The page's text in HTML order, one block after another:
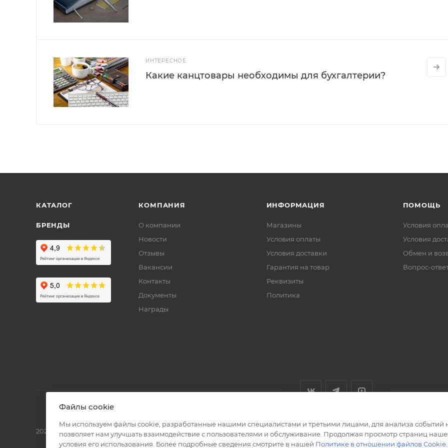
ИНТЕРЕСНОЕ
Какие канцтовары необходимы для бухгалтерии?
КАТАЛОГ
БРЕНДЫ
КОМПАНИЯ
О компании
Новости
Отзывы
Вакансии
Контакты
Документы
Награды
ИНФОРМАЦИЯ
Магазины
Условия оплаты
Условия доставки
Гарантия на товар
Реквизиты
Политика
ПОМОЩЬ
Условия
Условия
Обмен и
Вопрос-
2026 © Полиграф кит - интернет-магазин
Файлы cookie
Мы используем файлы cookie, разработанные нашими специалистами и третьими лицами, для анализа событий
позволяет нам улучшать взаимодействие с пользователями и обслуживание. Продолжая просмотр страниц
условия его использования. Более подробные сведения смотрите в нашей Политике в отношении файлов Cookie